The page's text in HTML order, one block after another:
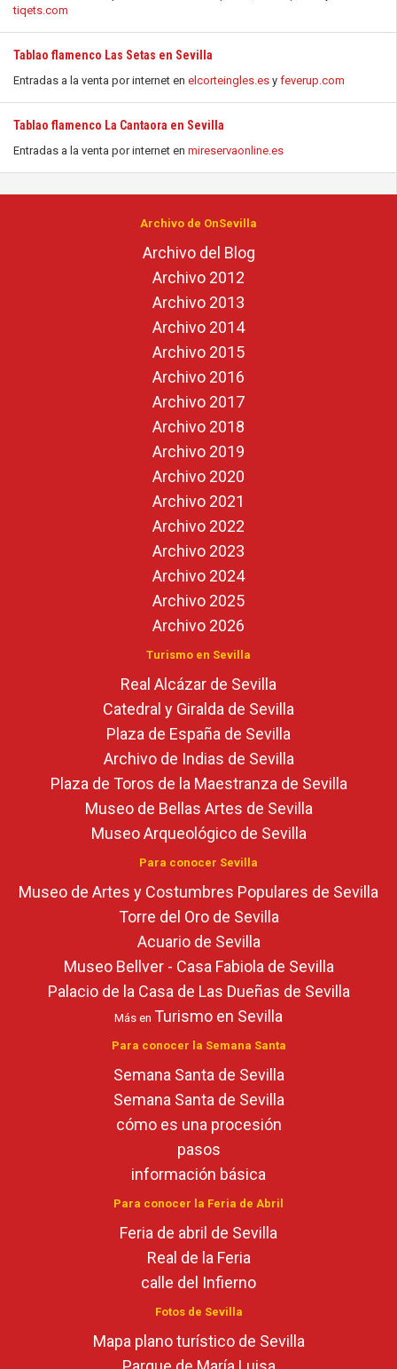
tiqets.com
Tablao flamenco Las Setas en Sevilla
Entradas a la venta por internet en elcorteingles.es y feverup.com
Tablao flamenco La Cantaora en Sevilla
Entradas a la venta por internet en mireservaonline.es
Archivo de OnSevilla
Archivo del Blog
Archivo 2012
Archivo 2013
Archivo 2014
Archivo 2015
Archivo 2016
Archivo 2017
Archivo 2018
Archivo 2019
Archivo 2020
Archivo 2021
Archivo 2022
Archivo 2023
Archivo 2024
Archivo 2025
Archivo 2026
Turismo en Sevilla
Real Alcázar de Sevilla
Catedral y Giralda de Sevilla
Plaza de España de Sevilla
Archivo de Indias de Sevilla
Plaza de Toros de la Maestranza de Sevilla
Museo de Bellas Artes de Sevilla
Museo Arqueológico de Sevilla
Para conocer Sevilla
Museo de Artes y Costumbres Populares de Sevilla
Torre del Oro de Sevilla
Acuario de Sevilla
Museo Bellver - Casa Fabiola de Sevilla
Palacio de la Casa de Las Dueñas de Sevilla
Más en Turismo en Sevilla
Para conocer la Semana Santa
Semana Santa de Sevilla
Semana Santa de Sevilla
cómo es una procesión
pasos
información básica
Para conocer la Feria de Abril
Feria de abril de Sevilla
Real de la Feria
calle del Infierno
Fotos de Sevilla
Mapa plano turístico de Sevilla